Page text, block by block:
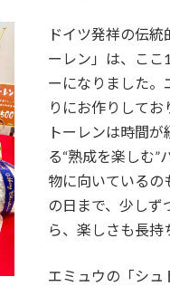
ドイツ発祥の伝
ーレン」は、ここ
ーになりました。
りにお作りしてお
トーレンは時間
る“熟成を楽しむ”
物に向いているの
の日まで、少しず
ら、楽しさも長持
エミュウの「シュ